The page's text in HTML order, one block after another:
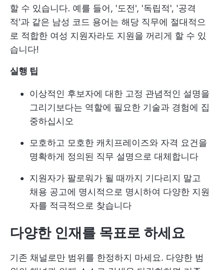
할 수 있습니다. 예를 들어, '도전', '독립적', '공격
적'과 같은 남성 코드 용어는 해당 직무에 절대적으
로 적합한 여성 지원자라도 지원을 꺼리게 할 수 있
습니다!
실행 팁
이상적인 후보자에 대한 고정 관념적인 설명을
그리기보다는 역할에 필요한 기술과 경험에 집
중하십시오
모호하고 모호한 캐치프레이즈와 자격 요건을
명확하게 정의된 직무 설명으로 대체합니다
지원자가 팔로워가 될 때까지 기다리지 말고
채용 공고에 명시적으로 명시하여 다양한 지원
자를 적극적으로 찾습니다
다양한 인재를 목표로 하세요
기존 채널로만 범위를 한정하지 마세요. 다양한 범